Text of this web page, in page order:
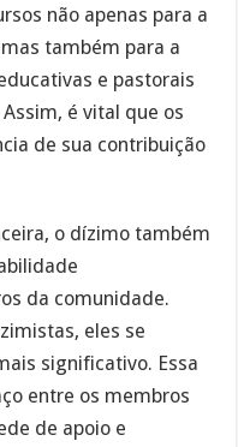
não apenas para a
também para a
e pastorais
é vital que os
de sua contribuição
o dízimo também
da comunidade.
eles se
significativo. Essa
entre os membros
de apoio e